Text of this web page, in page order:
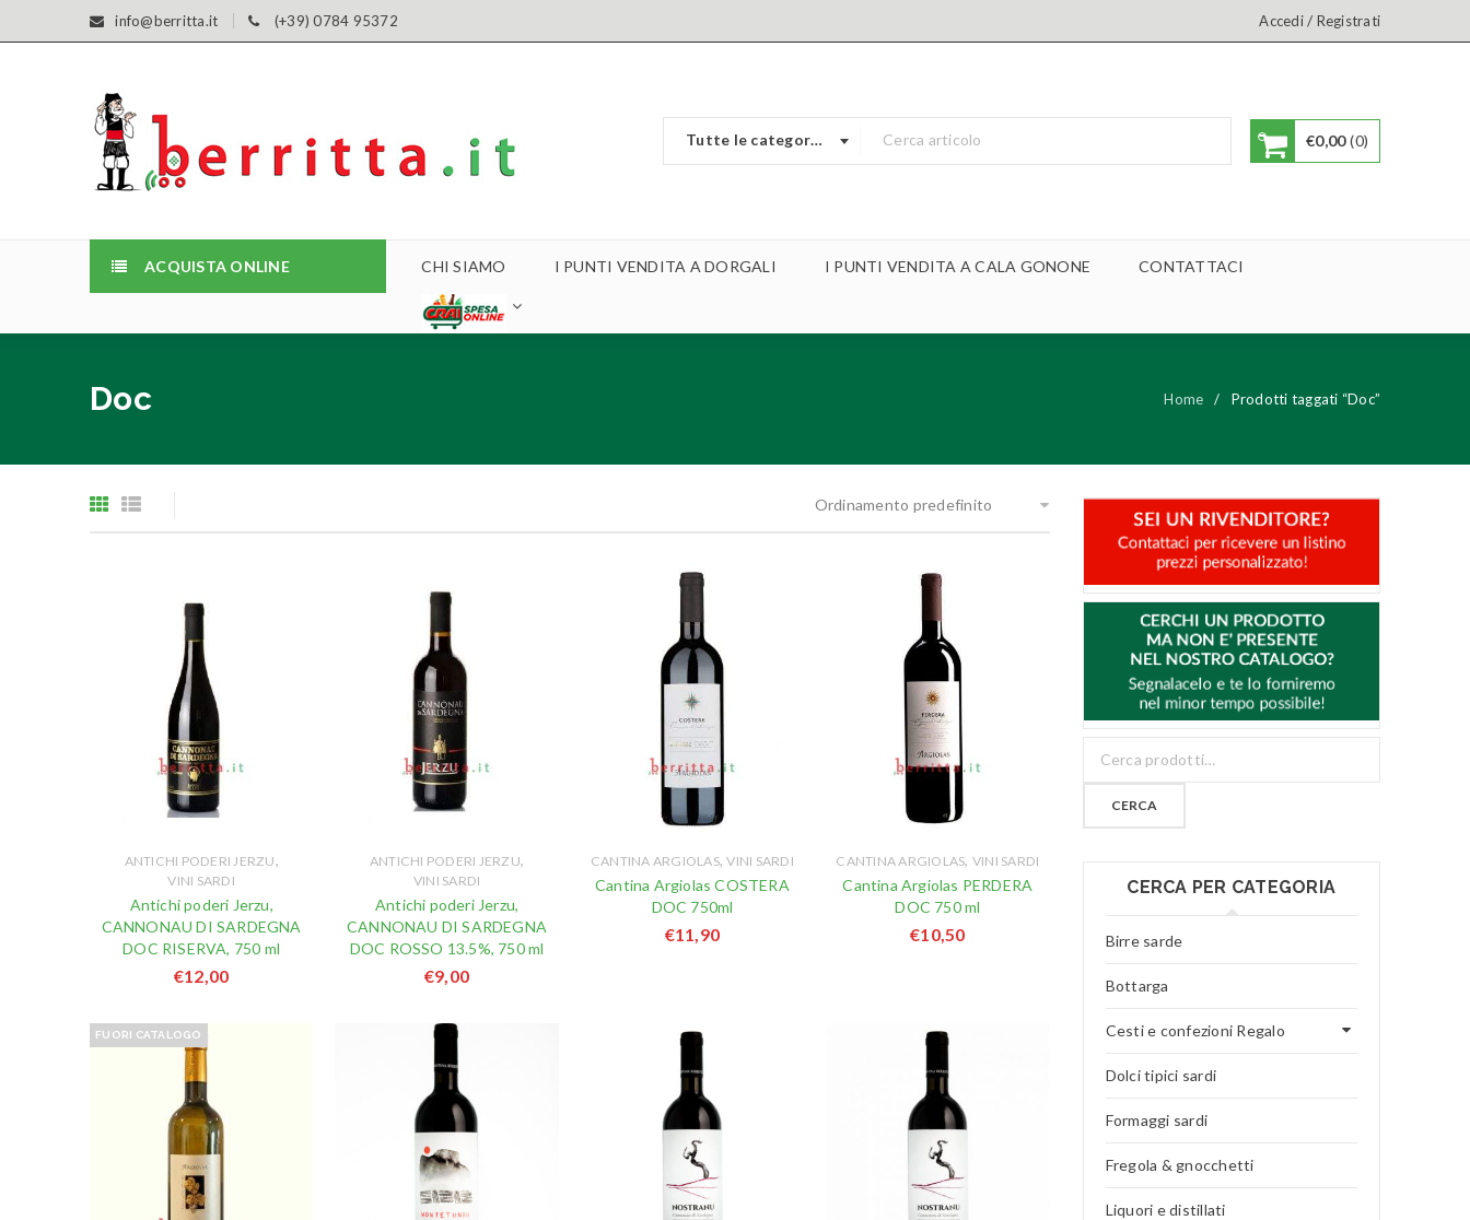
info@berritta.it (+39) 0784 95372 Accedi/ Registrati
Tutte le categorie €0,00 0
ACQUISTA ONLINE CHI SIAMO I PUNTI VENDITA A DORGALI I PUNTI VENDITA A CALA GONONE CONTATTACI
Doc Home / Prodotti taggati “Doc”
Ordinamento predefinito
ANTICHI PODERI JERZU,
VINI SARDI
Antichi poderi Jerzu,
CANNONAU DI SARDEGNA
DOC RISERVA, 750 ml
€12,00
ANTICHI PODERI JERZU,
VINI SARDI
Antichi poderi Jerzu,
CANNONAU DI SARDEGNA
DOC ROSSO 13.5%, 750 ml
€9,00
CANTINA ARGIOLAS,VINI SARDI
Cantina Argiolas COSTERA
DOC 750ml
€11,90
CANTINA ARGIOLAS, VINI SARDI
Cantina Argiolas PERDERA
DOC 750 ml
€10,50
FUORI CATALOGO
CERCA
CERCA PER CATEGORIA
Birre sarde
Bottarga
Cesti e confezioni Regalo
Dolci tipici sardi
Formaggi sardi
Fregola & gnocchetti
Liquori e distillati